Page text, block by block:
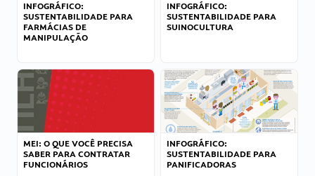
INFOGRÁFICO:
SUSTENTABILIDADE PARA
FARMÁCIAS DE
MANIPULAÇÃO
INFOGRÁFICO:
SUSTENTABILIDADE PARA
SUINOCULTURA
MEI: O QUE VOCÊ PRECISA
SABER PARA CONTRATAR
FUNCIONÁRIOS
INFOGRÁFICO:
SUSTENTABILIDADE PARA
PANIFICADORAS